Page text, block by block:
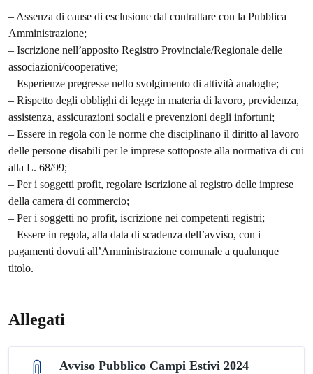
– Assenza di cause di esclusione dal contrattare con la Pubblica
Amministrazione;
– Iscrizione nell’apposito Registro Provinciale/Regionale delle
associazioni/cooperative;
– Esperienze pregresse nello svolgimento di attività analoghe;
– Rispetto degli obblighi di legge in materia di lavoro, previdenza,
assistenza, assicurazioni sociali e prevenzioni degli infortuni;
– Essere in regola con le norme che disciplinano il diritto al lavoro
delle persone disabili per le imprese sottoposte alla normativa di cui
alla L. 68/99;
– Per i soggetti profit, regolare iscrizione al registro delle imprese
della camera di commercio;
– Per i soggetti no profit, iscrizione nei competenti registri;
– Essere in regola, alla data di scadenza dell’avviso, con i
pagamenti dovuti all’Amministrazione comunale a qualunque
titolo.
Allegati
Avviso Pubblico Campi Estivi 2024